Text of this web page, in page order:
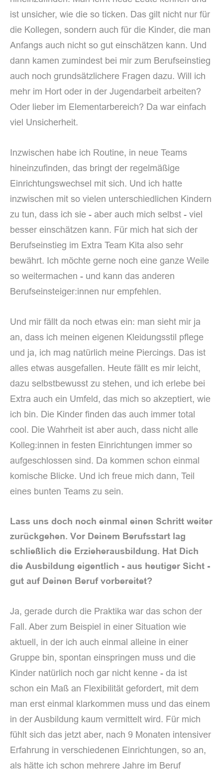
ist unsicher, wie die so ticken. Das gilt nicht nur für
die Kollegen, sondern auch für die Kinder, die man
Anfangs auch nicht so gut einschätzen kann. Und
dann kamen zumindest bei mir zum Berufseinstieg
auch noch grundsätzlichere Fragen dazu. Will ich
mehr im Hort oder in der Jugendarbeit arbeiten?
Oder lieber im Elementarbereich? Da war einfach
viel Unsicherheit.
Inzwischen habe ich Routine, in neue Teams
hineinzufinden, das bringt der regelmäßige
Einrichtungswechsel mit sich. Und ich hatte
inzwischen mit so vielen unterschiedlichen Kindern
zu tun, dass ich sie - aber auch mich selbst - viel
besser einschätzen kann. Für mich hat sich der
Berufseinstieg im Extra Team Kita also sehr
bewährt. Ich möchte gerne noch eine ganze Weile
so weitermachen - und kann das anderen
Berufseinsteiger:innen nur empfehlen.
Und mir fällt da noch etwas ein: man sieht mir ja
an, dass ich meinen eigenen Kleidungsstil pflege
und ja, ich mag natürlich meine Piercings. Das ist
alles etwas ausgefallen. Heute fällt es mir leicht,
dazu selbstbewusst zu stehen, und ich erlebe bei
Extra auch ein Umfeld, das mich so akzeptiert, wie
ich bin. Die Kinder finden das auch immer total
cool. Die Wahrheit ist aber auch, dass nicht alle
Kolleg:innen in festen Einrichtungen immer so
aufgeschlossen sind. Da kommen schon einmal
komische Blicke. Und ich freue mich dann, Teil
eines bunten Teams zu sein.
Lass uns doch noch einmal einen Schritt weiter
zurückgehen. Vor Deinem Berufsstart lag
schließlich die Erzieherausbildung. Hat Dich
die Ausbildung eigentlich - aus heutiger Sicht -
gut auf Deinen Beruf vorbereitet?
Ja, gerade durch die Praktika war das schon der
Fall. Aber zum Beispiel in einer Situation wie
aktuell, in der ich auch einmal alleine in einer
Gruppe bin, spontan einspringen muss und die
Kinder natürlich noch gar nicht kenne - da ist
schon ein Maß an Flexibilität gefordert, mit dem
man erst einmal klarkommen muss und das einem
in der Ausbildung kaum vermittelt wird. Für mich
fühlt sich das jetzt aber, nach 9 Monaten intensiver
Erfahrung in verschiedenen Einrichtungen, so an,
als hätte ich schon mehrere Jahre im Beruf